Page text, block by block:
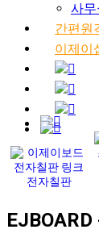
사무
간편원
이제이
전자칠판